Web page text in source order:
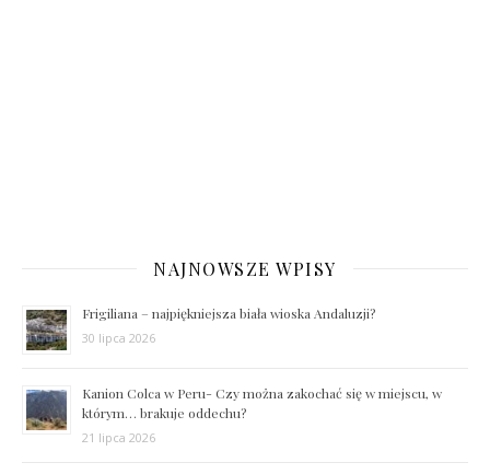
NAJNOWSZE WPISY
Frigiliana – najpiękniejsza biała wioska Andaluzji?
30 lipca 2026
Kanion Colca w Peru- Czy można zakochać się w miejscu, w
którym… brakuje oddechu?
21 lipca 2026